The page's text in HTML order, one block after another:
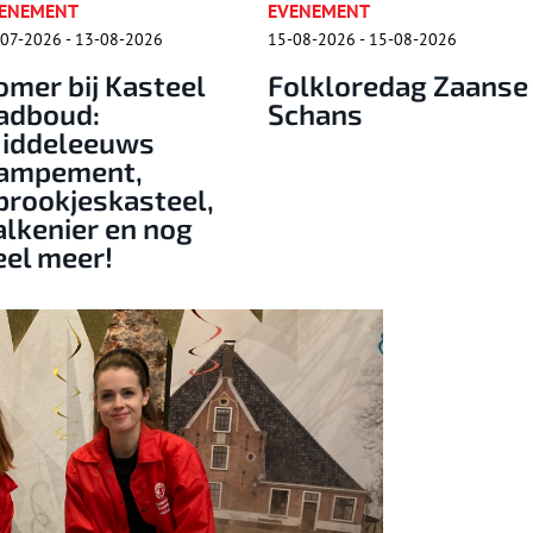
EVENEMENT
15-08-2026 - 15-08-2026
Folkloredag Zaanse
Schans
RONDLEIDING
15-08-2026 - 15-08-2026
Historische
rondleiding door